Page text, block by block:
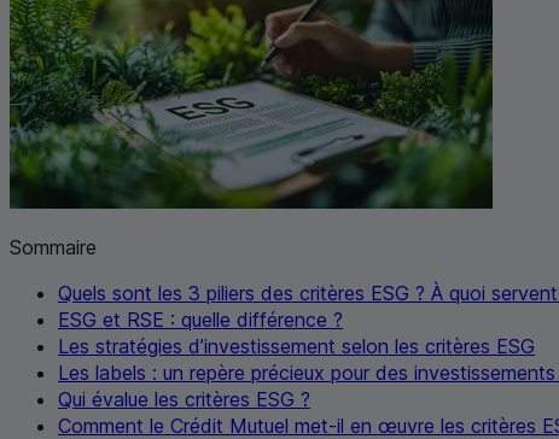
Sommaire
Quels sont les 3 piliers des critères ESG ? À quoi
ESG et RSE : quelle différence ?
Les stratégies d’investissement selon les critères ESG
Les labels : un repère précieux pour des
Qui évalue les critères ESG ?
Comment le Crédit Mutuel met-il en œuvre les critères